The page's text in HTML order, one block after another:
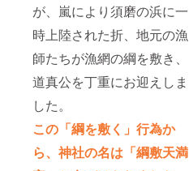
が、嵐により須磨の浜に一
時上陸された折、地元の漁
師たちが漁網の綱を敷き、
道真公を丁重にお迎えしま
した。
この「綱を敷く」行為か
ら、神社の名は「綱敷天満